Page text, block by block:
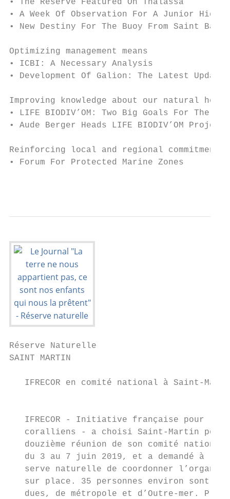
• The Réserve Featured On
• A Week Of Observation For A
• New Destiny For The Buoy
Optimizing management means
• ICBI: A Necessary Analysis
• Development Of Galion: The
Improving knowledge about our
• LIFE BIODIV’OM: Two Big Goals
• Aude Berger Heads LIFE BIODIV’OM
Reinforcing local and regional
• Forum For Protected Marine Zones
Réserve Naturelle
SAINT MARTIN
IFRECOR en comité national à Saint-
IFRECOR - Initiative française pour les
coralliens - a choisi Saint-Martin pour
   douzième réunion de son comité national,
du 3 au 7 juin 2019, et a demandé à la
serve naturelle de coordonner
sur place. 35 personnes environ sont
dues, de métropole et d’Outre-mer.